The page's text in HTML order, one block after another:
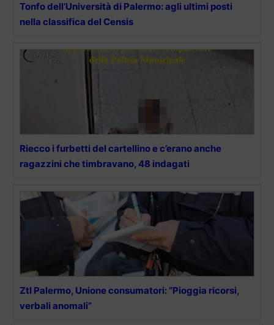
Tonfo dell’Università di Palermo: agli ultimi posti
nella classifica del Censis
Riecco i furbetti del cartellino e c’erano anche
ragazzini che timbravano, 48 indagati
Ztl Palermo, Unione consumatori: “Pioggia ricorsi,
verbali anomali”